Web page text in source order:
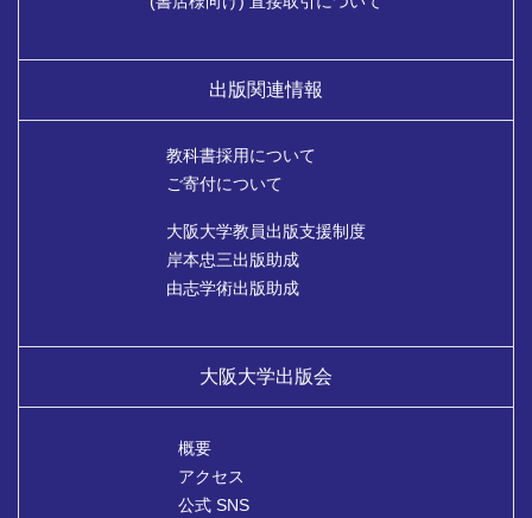
出版関連情報
教科書採用について
ご寄付について
大阪大学教員出版支援制度
岸本忠三出版助成
由志学術出版助成
大阪大学出版会
概要
アクセス
公式 SNS